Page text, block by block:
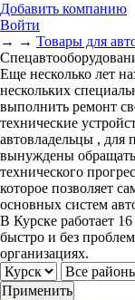
Добавить компанию
Войти
→ → Товары для
Еще несколько лет
нескольких
выполнить ремонт
технические
автовладельцы , для
вынуждены
технического
которое позволяет
основных систем
В Курске работает
быстро и без
организациях.